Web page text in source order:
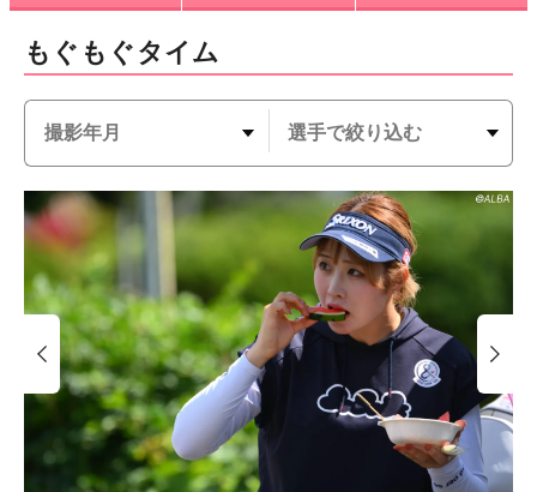
もぐもぐタイム